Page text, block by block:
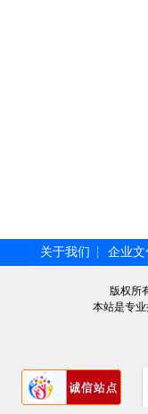
关于我们 ┆ 企业文
版权所
本站是专